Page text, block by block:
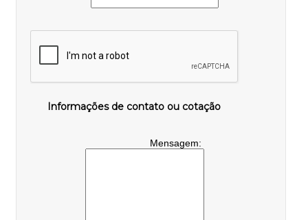
Informações de contato ou cotação
Mensagem: